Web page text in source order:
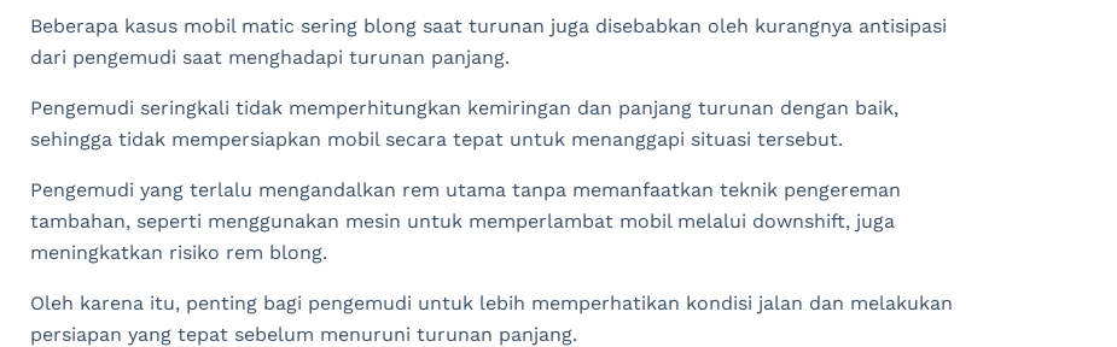
Beberapa kasus mobil matic sering blong saat turunan juga disebabkan oleh kurangnya antisipasi
dari pengemudi saat menghadapi turunan panjang.
Pengemudi seringkali tidak memperhitungkan kemiringan dan panjang turunan dengan baik,
sehingga tidak mempersiapkan mobil secara tepat untuk menanggapi situasi tersebut.
Pengemudi yang terlalu mengandalkan rem utama tanpa memanfaatkan teknik pengereman
tambahan, seperti menggunakan mesin untuk memperlambat mobil melalui downshift, juga
meningkatkan risiko rem blong.
Oleh karena itu, penting bagi pengemudi untuk lebih memperhatikan kondisi jalan dan melakukan
persiapan yang tepat sebelum menuruni turunan panjang.